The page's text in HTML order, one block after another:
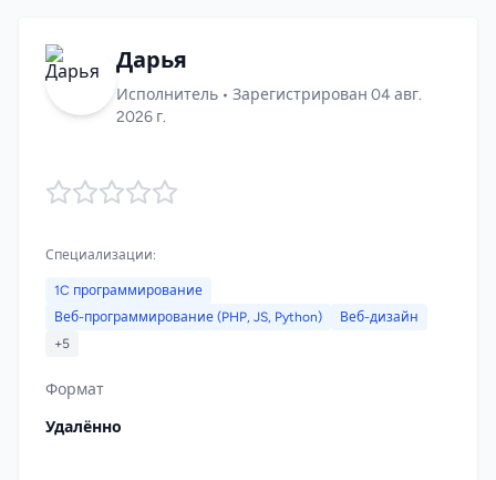
Дарья
Исполнитель • Зарегистрирован 04 авг.
2026 г.
Специализации:
1C программирование
Веб-программирование (PHP, JS, Python)
Веб-дизайн
+5
Формат
Удалённо